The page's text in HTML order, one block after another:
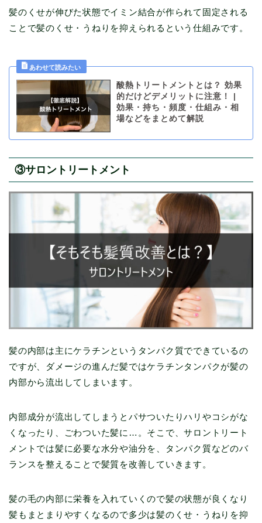
髪のくせが伸びた状態でイミン結合が作られて固定される
ことで髪のくせ・うねりを抑えられるという仕組みです。
酸熱トリートメントとは？ 効果
的だけどデメリットに注意！ |
効果・持ち・頻度・仕組み・相
場などをまとめて解説
③サロントリートメント
髪の内部は主にケラチンというタンパク質でできているの
ですが、ダメージの進んだ髪ではケラチンタンパクが髪の
内部から流出してしまいます。
内部成分が流出してしまうとパサついたりハリやコシがな
くなったり、ごわついた髪に…。そこで、サロントリート
メントでは髪に必要な水分や油分を、タンパク質などのバ
ランスを整えることで髪質を改善していきます。
髪の毛の内部に栄養を入れていくので髪の状態が良くなり
髪もまとまりやすくなるので多少は髪のくせ・うねりを抑